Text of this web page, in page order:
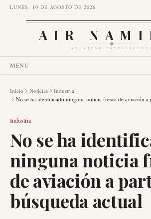
LUNES, 10 DE AGOSTO DE 2026
AIR
AVIATION
MENÚ
Inicio Noticias
Industria
No se ha identificado ninguna noticia fresca de aviación a
Industria
No se ha
ninguna noticia
de aviación a
búsqueda actual